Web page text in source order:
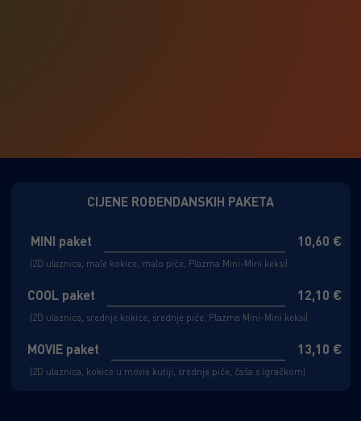
CIJENE ROĐENDANSKIH PAKETA
MINI paket 10,60 €
(2D ulaznica, male kokice, malo piće, Plazma Mini-Mini keksi)
COOL paket 12,10 €
(2D ulaznica, srednje kokice, srednje piće, Plazma Mini-Mini keksi)
MOVIE paket 13,10 €
(2D ulaznica, kokice u movie kutiji, srednje piće, čaša s igračkom)